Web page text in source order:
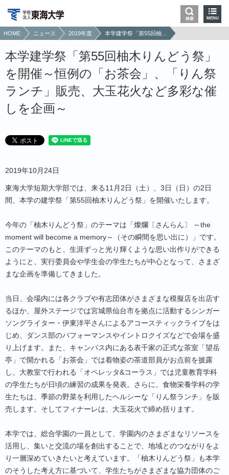
検索 MENU
HOME ニュース 2019年度
本学建学祭「第55回柚木りんどう祭」
を開催～恒例の「お茶会」、「りん祭
ランチ」販売、大玉花火など多彩な催
しを企画～
2019年10月24日
東海大学短期大学部では、来る11月2日（土）、3日（日）の2日
間、本学の建学祭「第55回柚木りんどう祭」を開催いたします。
今年の「柚木りんどう祭」のテーマは「燦爛〔さんらん〕 ～the
moment will become a memory～（その瞬間を思い出に）」です。
このテーマのもと、生涯ずっと光り輝くような思い出作りができる
ようにと、実行委員会や学生会の学生たちが中心となって、さまざ
まな企画を準備してきました。
当日、会場内には各クラブや有志団体がさまざまな模擬店を出店す
るほか、屋外ステージでは宮城県仙台市を拠点に活動するシンガー
ソングライター・伊東洋平さんによるアコースティックライブをは
じめ、ダンス部のパフォーマンスやイントロクイズなどで会場を盛
り上げます。また、キャンパス内にある表千家の正式な茶室「望岳
亭」で開かれる「お茶会」では着物姿の茶道部員がお点前を披露
し、大教室で行われる「オペレッタ&コーラス」では児童教育学科
の学生たちが日頃の練習の成果を発表。さらに、食物栄養学科の学
生たちは、季節の野菜を利用したヘルシーな「りん祭ランチ」を販
売します。そしてフィナーレは、大玉花火で締め括ります。
本学では、総合学園の一員として、学園内のさまざまなリソースを
活用し、集いと交流の場を創出することで、地域とのつながりをよ
り一層深めていきたいと考えています。「柚木りんどう祭」も本学
のそうした考え方に基づいて、学生たちがさまざまな協力団体のご